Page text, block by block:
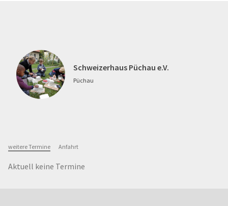
Schweizerhaus Püchau e.V.
Püchau
weitere Termine Anfahrt
Aktuell keine Termine